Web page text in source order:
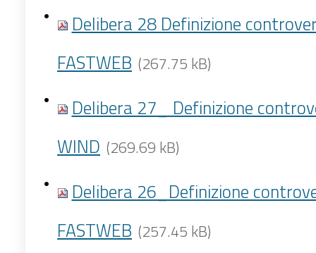
Delibera 28 Definizione
FASTWEB (267.75 kB)
Delibera 27_ Definizione
WIND (269.69 kB)
Delibera 26_Definizione
FASTWEB (257.45 kB)